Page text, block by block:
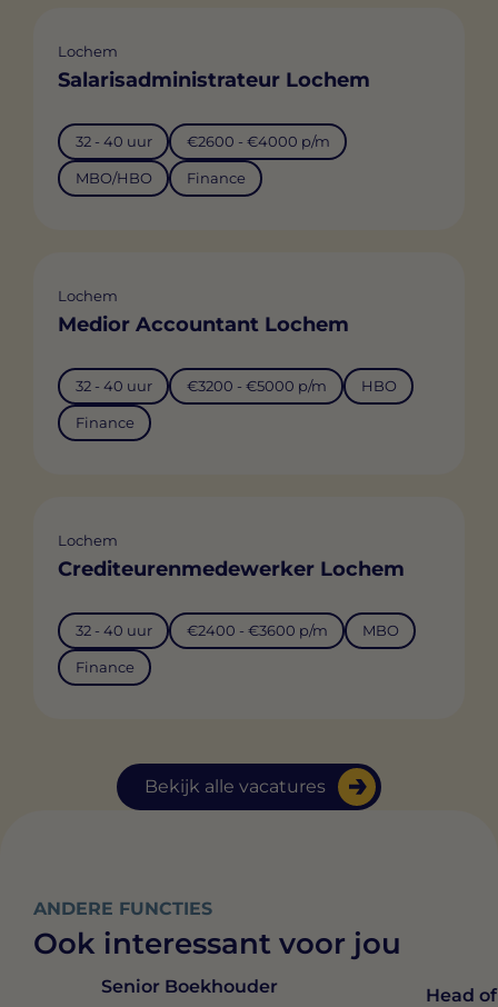
Bekijk alle vacatures
Lochem
Salarisadministrateur Lochem
32 - 40 uur €2600 - €4000 p/m
MBO/HBO Finance
Lochem
Medior Accountant Lochem
32 - 40 uur €3200 - €5000 p/m HBO
Finance
Lochem
Crediteurenmedewerker Lochem
32 - 40 uur €2400 - €3600 p/m MBO
Finance
ANDERE FUNCTIES
Ook interessant voor jou
Senior Boekhouder Head